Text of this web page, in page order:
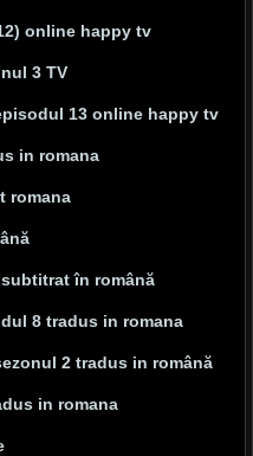
online happy tv
3 TV
13 online happy tv
in romana
romana
în română
8 tradus in romana
2 tradus in română
in romana